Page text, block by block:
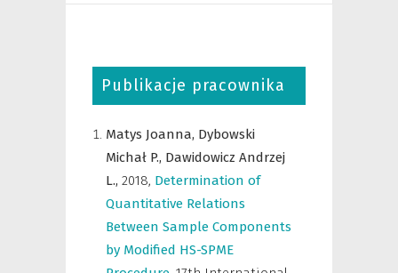
Publikacje pracownika
Matys Joanna, Dybowski
Michał P., Dawidowicz Andrzej
L., 2018, Determination of
Quantitative Relations
Between Sample Components
by Modified HS-SPME